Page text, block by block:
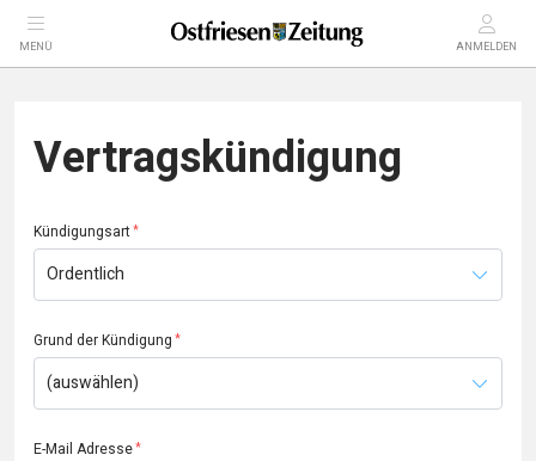
MENÜ ANMELDEN
Vertragskündigung
Kündigungsart
Grund der Kündigung
E-Mail Adresse